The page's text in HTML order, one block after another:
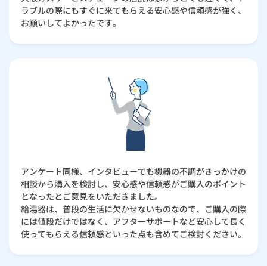
ラブルの際にもすぐに来てもらえる安心感や信頼感が強く、
お願いしてよかったです。
アンケート同様、インタビューでも機器の不調がきっかけの
相談から購入を検討し、安心感や信頼感がご購入のポイント
となったとご意見をいただきました。
給湯器は、普段の生活に欠かせないものなので、ご購入の際
には値段だけではなく、アフターサポートなど安心して長く
使ってもらえる信頼感といった点も含めてご検討ください。